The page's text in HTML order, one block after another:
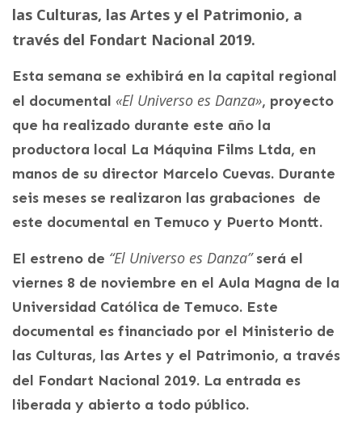
las Culturas, las Artes y el Patrimonio, a
través del Fondart Nacional 2019.
Esta semana se exhibirá en la capital regional
el documental «El Universo es Danza», proyecto
que ha realizado durante este año la
productora local La Máquina Films Ltda, en
manos de su director Marcelo Cuevas. Durante
seis meses se realizaron las grabaciones de
este documental en Temuco y Puerto Montt.
El estreno de “El Universo es Danza”será el
viernes 8 de noviembre en el Aula Magna de la
Universidad Católica de Temuco. Este
documental es financiado por el Ministerio de
las Culturas, las Artes y el Patrimonio, a través
del Fondart Nacional 2019. La entrada es
liberada y abierto a todo público.